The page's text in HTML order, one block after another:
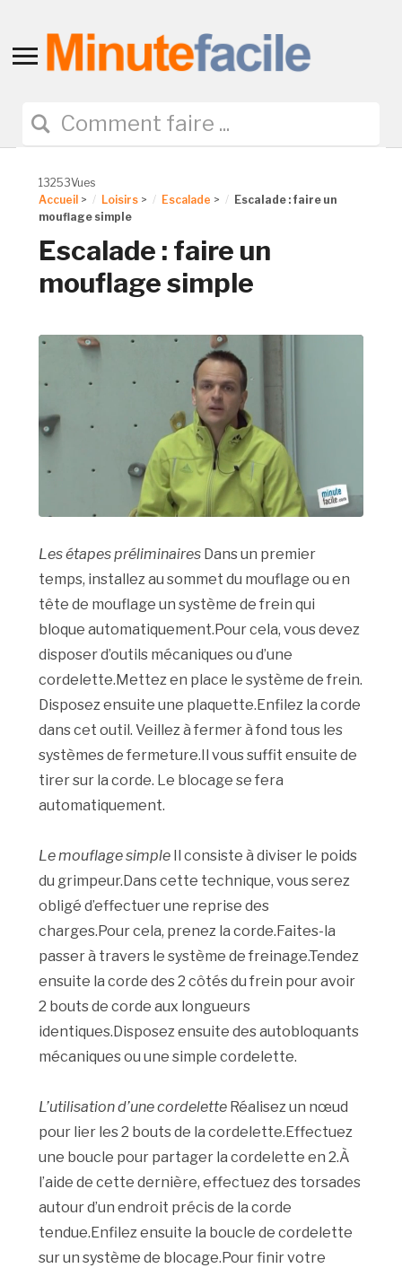
Toggle
navigation
13253Vues
Accueil > Loisirs > Escalade >
Escalade : faire un
mouflage simple
Escalade : faire un
mouflage simple
Les étapes préliminaires Dans un premier
temps, installez au sommet du mouflage ou en
tête de mouflage un système de frein qui
bloque automatiquement.Pour cela, vous devez
disposer d’outils mécaniques ou d’une
cordelette.Mettez en place le système de frein.
Disposez ensuite une plaquette.Enfilez la corde
dans cet outil. Veillez à fermer à fond tous les
systèmes de fermeture.Il vous suffit ensuite de
tirer sur la corde. Le blocage se fera
automatiquement.
Le mouflage simple Il consiste à diviser le poids
du grimpeur.Dans cette technique, vous serez
obligé d’effectuer une reprise des
charges.Pour cela, prenez la corde.Faites-la
passer à travers le système de freinage.Tendez
ensuite la corde des 2 côtés du frein pour avoir
2 bouts de corde aux longueurs
identiques.Disposez ensuite des autobloquants
mécaniques ou une simple cordelette.
L’utilisation d’une cordelette Réalisez un nœud
pour lier les 2 bouts de la cordelette.Effectuez
une boucle pour partager la cordelette en 2.À
l’aide de cette dernière, effectuez des torsades
autour d’un endroit précis de la corde
tendue.Enfilez ensuite la boucle de cordelette
sur un système de blocage.Pour finir votre